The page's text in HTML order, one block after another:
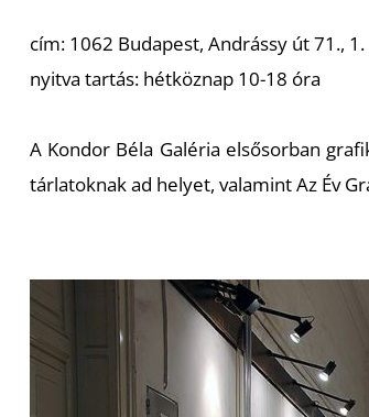
cím: 1062 Budapest, Andrássy út 71.,
nyitva tartás: hétköznap 10-18 óra
A Kondor Béla Galéria elsősorban
tárlatoknak ad helyet, valamint Az Év